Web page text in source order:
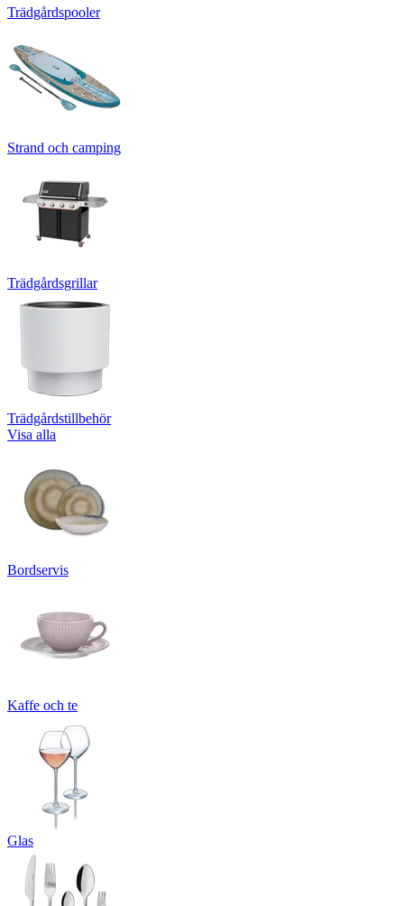
Trädgårdspooler
Strand och camping
Trädgårdsgrillar
Trädgårdstillbehör
Visa alla
Bordservis
Kaffe och te
Glas